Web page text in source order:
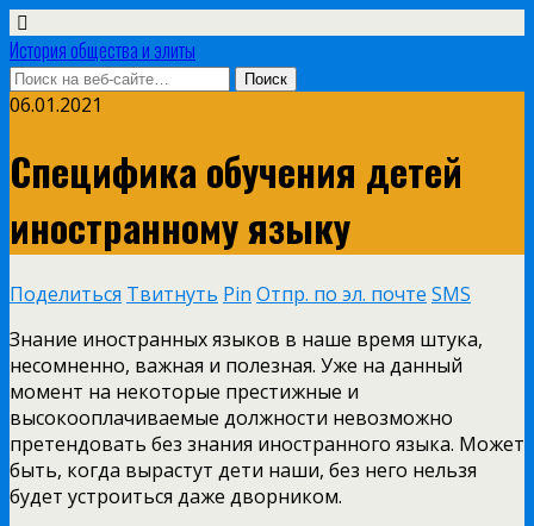
История общества и элиты
06.01.2021
Специфика обучения детей
иностранному языку
Поделиться Твитнуть Pin Отпр. по эл. почте SMS
Знание иностранных языков в наше время штука,
несомненно, важная и полезная. Уже на данный
момент на некоторые престижные и
высокооплачиваемые должности невозможно
претендовать без знания иностранного языка. Может
быть, когда вырастут дети наши, без него нельзя
будет устроиться даже дворником.